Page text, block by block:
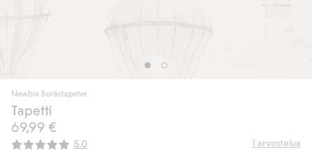
Newbie Boråstapeter
Tapetti
69,99 €
Keskimääräinen luokitus:
5.0 1 arvostelua